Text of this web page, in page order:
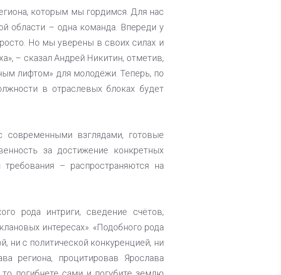
которым мы гордимся. Для нас
области – одна команда. Впереди у
Но мы уверены в своих силах и
– сказал Андрей Никитин, отметив,
лифтом» для молодёжи. Теперь, по
в отраслевых блоках будет
современными взглядами, готовые
за достижение конкретных
– распространяются на
рода интриги, сведение счётов,
интересах». «Подобного рода
ни с политической конкуренцией, ни
региона, процитировав Ярослава